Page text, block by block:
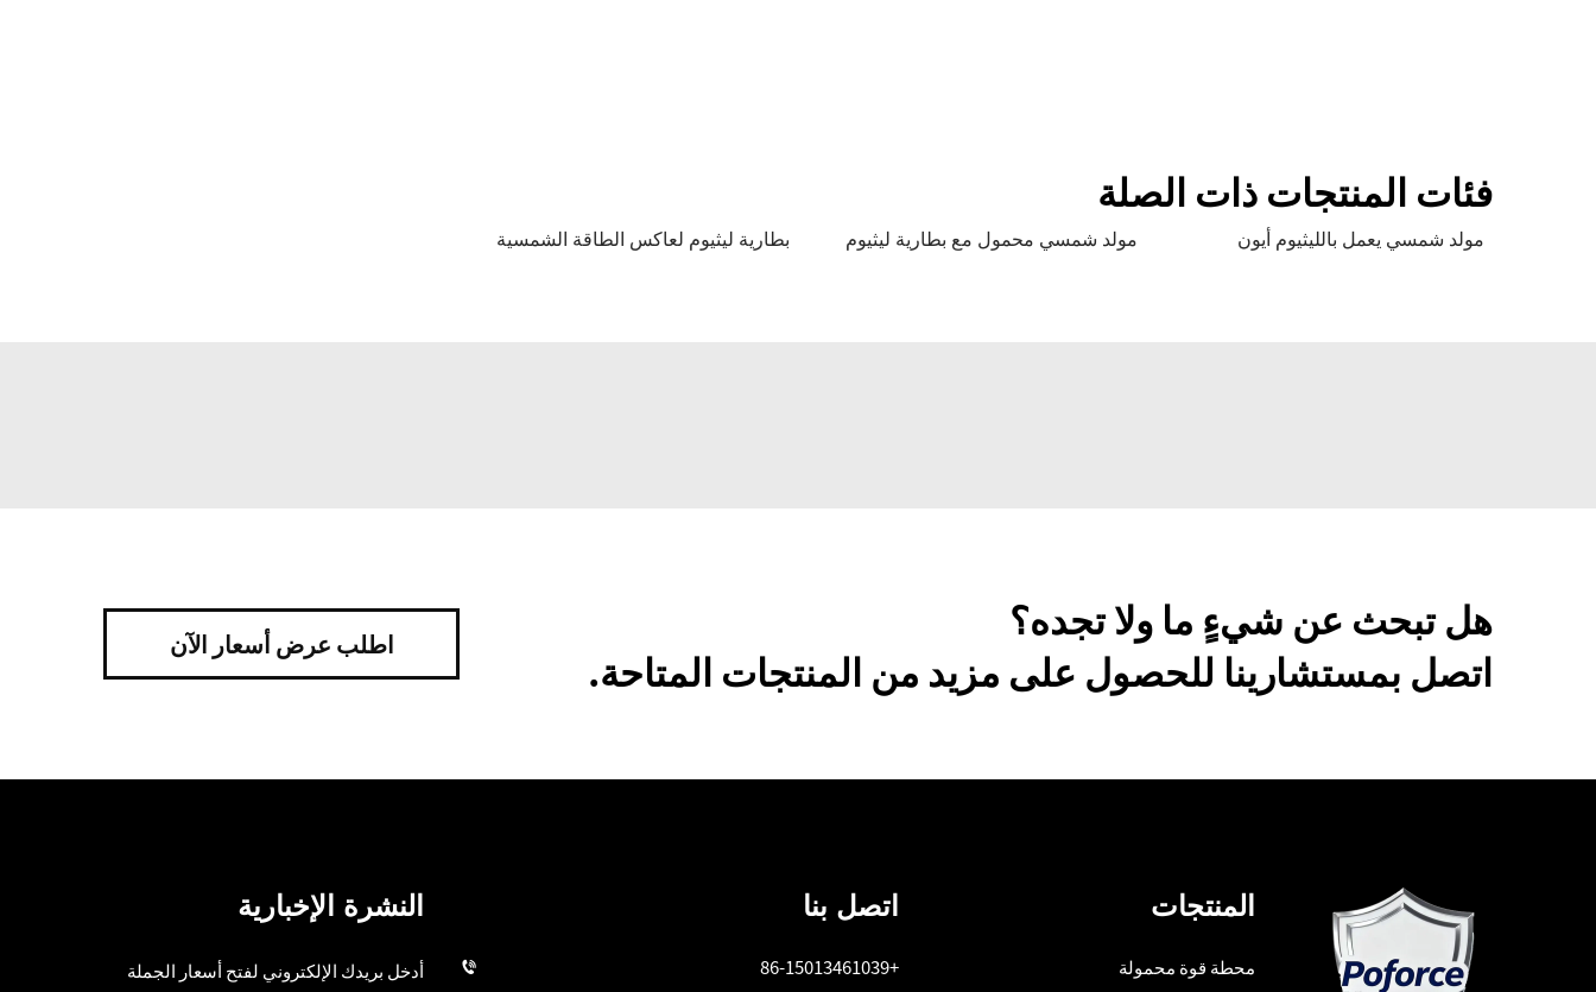
فئات المنتجات ذات الصلة
مولد شمسي يعمل بالليثيوم أيون مولد شمسي محمول مع بطارية ليثيوم بطارية ليثيوم لعاكس الطاقة الشمسية
هل تبحث عن شيءٍ ما ولا تجده؟
اتصل بمستشارينا للحصول على مزيد من المنتجات المتاحة.
اطلب عرض أسعار الآن
المنتجات
محطة قوة محمولة
اتصل بنا
+86-15013461039
النشرة الإخبارية
أدخل بريدك الإلكتروني لفتح أسعار الجملة